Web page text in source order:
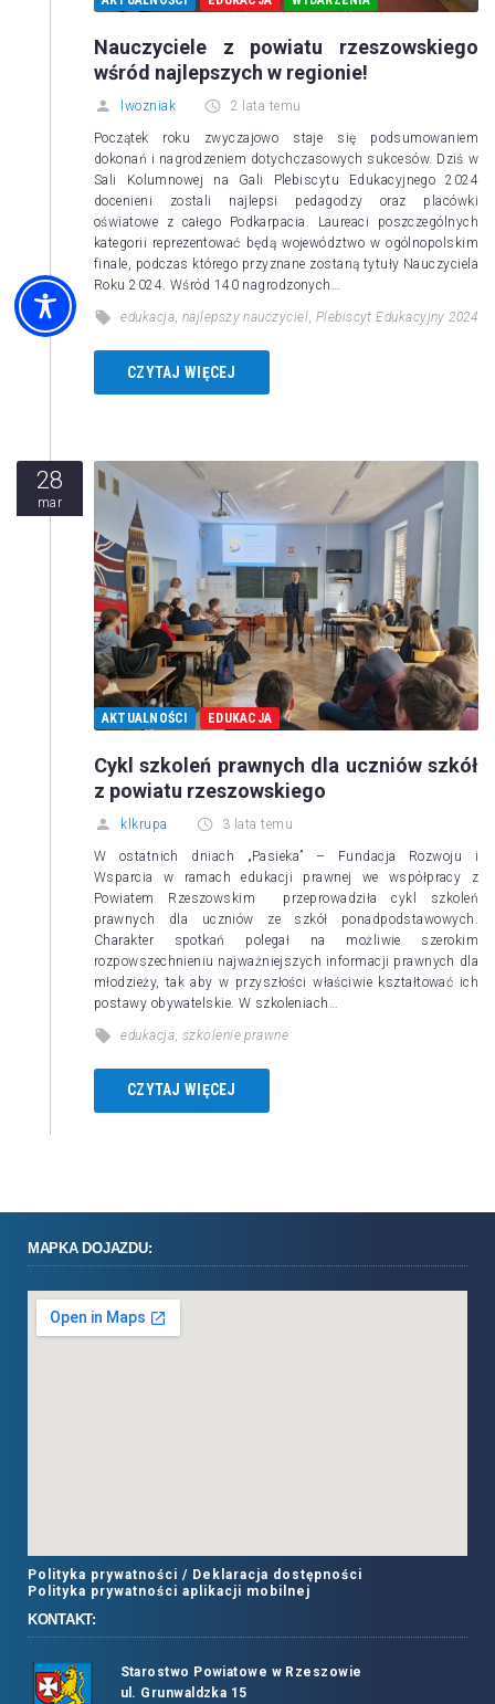
Nauczyciele z powiatu rzeszowskiego
wśród najlepszych w regionie!
lwozniak 2 lata temu
Początek roku zwyczajowo staje się podsumowaniem
dokonań i nagrodzeniem dotychczasowych sukcesów. Dziś w
Sali Kolumnowej na Gali Plebiscytu Edukacyjnego 2024
docenieni zostali najlepsi pedagodzy oraz placówki
oświatowe z całego Podkarpacia. Laureaci poszczególnych
kategorii reprezentować będą województwo w ogólnopolskim
finale, podczas którego przyznane zostaną tytuły Nauczyciela
Roku 2024. Wśród 140 nagrodzonych…
edukacja, najlepszy nauczyciel, Plebiscyt Edukacyjny 2024
CZYTAJ WIĘCEJ
28
mar
AKTUALNOŚCI EDUKACJA
Cykl szkoleń prawnych dla uczniów szkół
z powiatu rzeszowskiego
klkrupa 3 lata temu
W ostatnich dniach „Pasieka” – Fundacja Rozwoju i
Wsparcia w ramach edukacji prawnej we współpracy z
Powiatem Rzeszowskim przeprowadziła cykl szkoleń
prawnych dla uczniów ze szkół ponadpodstawowych.
Charakter spotkań polegał na możliwie szerokim
rozpowszechnieniu najważniejszych informacji prawnych dla
młodzieży, tak aby w przyszłości właściwie kształtować ich
postawy obywatelskie. W szkoleniach…
edukacja szkolenie prawne
CZYTAJ WIĘCEJ
MAPKA DOJAZDU:
Polityka prywatności / Deklaracja dostępności
Polityka prywatności aplikacji mobilnej
KONTAKT:
Starostwo Powiatowe w Rzeszowie
ul. Grunwaldzka 15